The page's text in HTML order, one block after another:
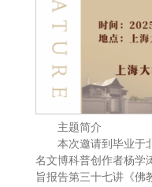
主题简介
本次邀请到毕业于
名文博科普创作者杨学
旨报告第三十七讲《佛